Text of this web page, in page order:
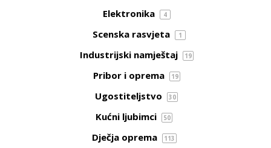
Elektronika 4
Scenska rasvjeta 1
Industrijski namještaj 19
Pribor i oprema 19
Ugostiteljstvo 30
Kućni ljubimci 50
Dječja oprema 113